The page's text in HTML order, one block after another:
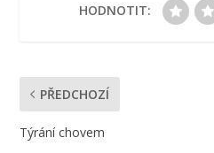
HODNOTIT:
PŘEDCHOZÍ
Týrání chovem